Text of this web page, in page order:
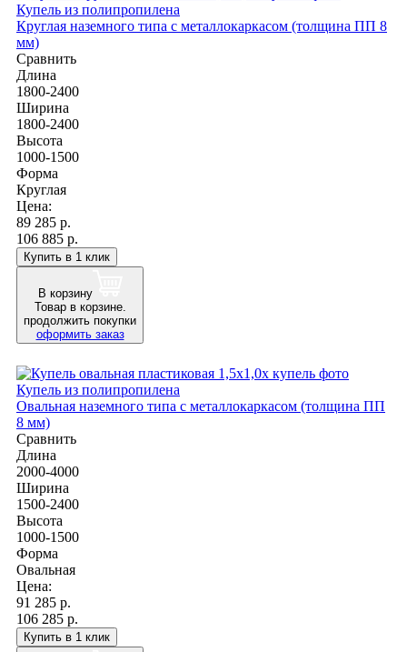
Купель из полипропилена
Круглая наземного типа с металлокаркасом (толщина ПП 8
мм)
Сравнить
Длина
1800-2400
Ширина
1800-2400
Высота
1000-1500
Форма
Круглая
Цена:
89 285 р.
106 885 р.
Купить в 1 клик
В корзину
Товар в корзине.
продолжить покупки
оформить заказ
Купель из полипропилена
Овальная наземного типа с металлокаркасом (толщина ПП
8 мм)
Сравнить
Длина
2000-4000
Ширина
1500-2400
Высота
1000-1500
Форма
Овальная
Цена:
91 285 р.
106 285 р.
Купить в 1 клик